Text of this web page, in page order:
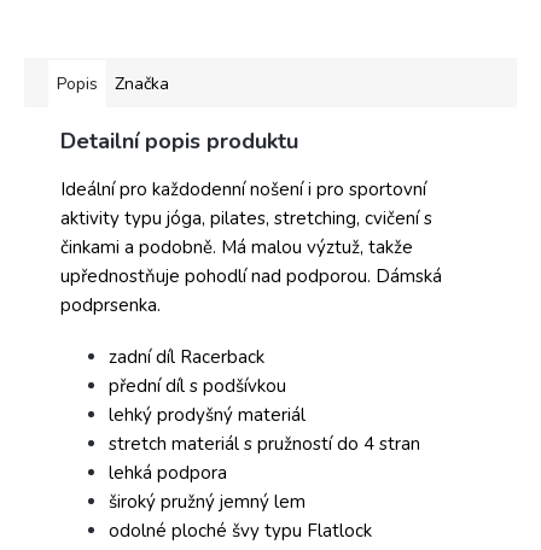
Popis Značka
Detailní popis produktu
Ideální pro každodenní nošení i pro sportovní
aktivity typu jóga, pilates, stretching, cvičení s
činkami a podobně. Má malou výztuž, takže
upřednostňuje pohodlí nad podporou. Dámská
podprsenka.
zadní díl Racerback
přední díl s podšívkou
lehký prodyšný materiál
stretch materiál s pružností do 4 stran
lehká podpora
široký pružný jemný lem
odolné ploché švy typu Flatlock